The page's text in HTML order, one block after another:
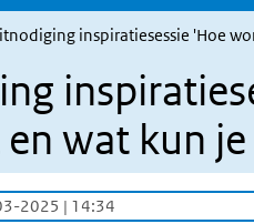
inspiratiesessie 'Hoe
wat kun je
2025 | 14:34